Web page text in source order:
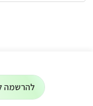
להרשמה
על
כל